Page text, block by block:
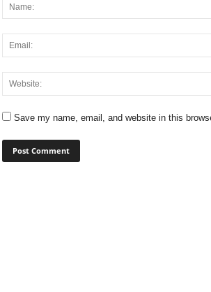
Save my name, email, and website in this